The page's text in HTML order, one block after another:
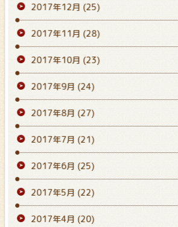
2017年12月 (25)
2017年11月 (28)
2017年10月 (23)
2017年9月 (24)
2017年8月 (27)
2017年7月 (21)
2017年6月 (25)
2017年5月 (22)
2017年4月 (20)